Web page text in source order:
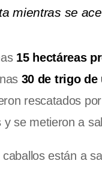
mientras se
15 hectáreas
30 de trigo
rescatados
se metieron a
están a